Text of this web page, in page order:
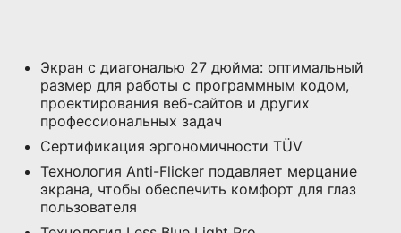
Экран с диагональю 27 дюйма: оптимальный
размер для работы с программным кодом,
проектирования веб-сайтов и других
профессиональных задач
Сертификация эргономичности TÜV
Технология Anti-Flicker подавляет мерцание
экрана, чтобы обеспечить комфорт для глаз
пользователя